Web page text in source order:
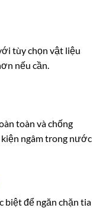
tùy chọn vật liệu
nếu cần.
toàn và chống
ngâm trong nước
biệt để ngăn chặn tia